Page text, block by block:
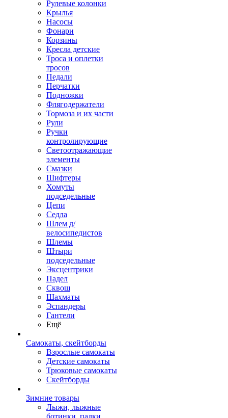
Рулевые колонки
Крылья
Насосы
Фонари
Корзины
Кресла детские
Троса и оплетки
тросов
Педали
Перчатки
Подножки
Флягодержатели
Тормоза и их части
Рули
Ручки
контролирующие
Светоотражающие
элементы
Смазки
Шифтеры
Хомуты
подседельные
Цепи
Седла
Шлем д/
велосипедистов
Шлемы
Штыри
подседельные
Эксцентрики
Падел
Сквош
Шахматы
Эспандеры
Гантели
Ещё
Самокаты, скейтборды
Взрослые самокаты
Детские самокаты
Трюковые самокаты
Скейтборды
Зимние товары
Лыжи, лыжные
ботинки, палки